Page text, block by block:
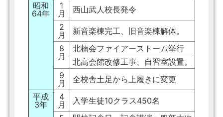
昭和
64年
1
月
西山武人校長発令
2
月
新音楽棟完工、旧音楽棟解体。
8
月
北楠会ファイアーストーム挙行
北高会館改修工事、自習室設置。
9
月
全校舎土足から上履きに変更
平成
3年
4
月
入学生徒10クラス450名